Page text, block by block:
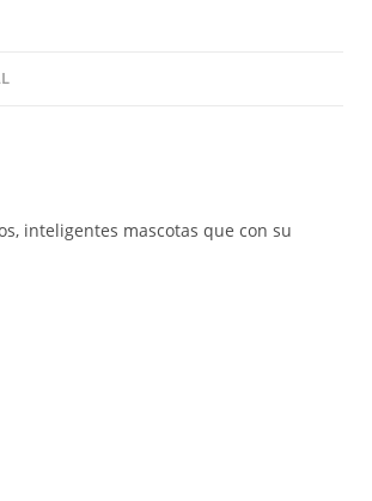
inteligentes mascotas que con su